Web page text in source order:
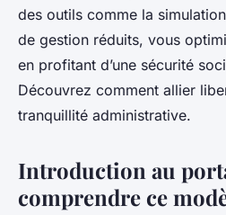
des outils comme la
de gestion réduits, vous
en profitant d’une sécurité
Découvrez comment allier
tranquillité administrative.
Introduction au
comprendre ce